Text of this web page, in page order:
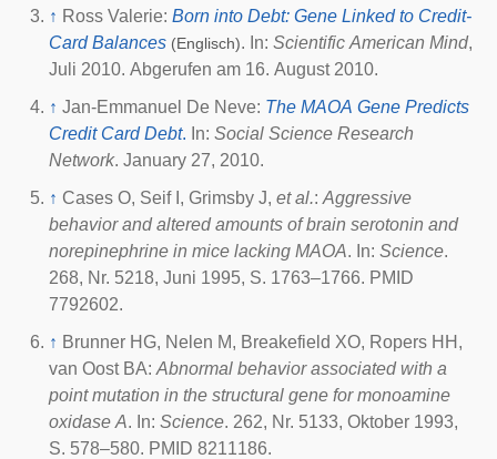
↑ Ross Valerie: Born into Debt: Gene Linked to Credit-
Card Balances (Englisch). In: Scientific American Mind,
Juli 2010. Abgerufen am 16. August 2010.
↑ Jan-Emmanuel De Neve: The MAOA Gene Predicts
Credit Card Debt. In: Social Science Research
Network. January 27, 2010.
↑ Cases O, Seif I, Grimsby J, et al.: Aggressive
behavior and altered amounts of brain serotonin and
norepinephrine in mice lacking MAOA
. In: Science.
268, Nr. 5218, Juni 1995, S. 1763–1766. PMID
7792602.
↑ Brunner HG, Nelen M, Breakefield XO, Ropers HH,
van Oost BA: Abnormal behavior associated with a
point mutation in the structural gene for monoamine
oxidase A
. In: Science. 262, Nr. 5133, Oktober 1993,
S. 578–580. PMID 8211186.